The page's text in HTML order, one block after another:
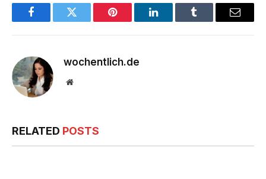
FacebookTwitter Pinterest LinkedInTumblr Email
wochentlich.de
Website
RELATED POSTS